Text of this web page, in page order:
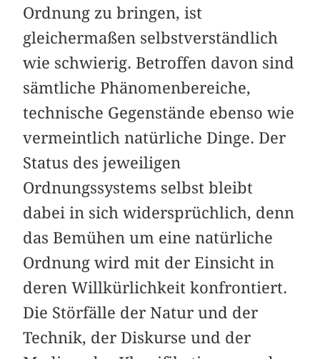
Ordnung zu bringen, ist
gleichermaßen selbstverständlich
wie schwierig. Betroffen davon sind
sämtliche Phänomenbereiche,
technische Gegenstände ebenso wie
vermeintlich natürliche Dinge. Der
Status des jeweiligen
Ordnungssystems selbst bleibt
dabei in sich widersprüchlich, denn
das Bemühen um eine natürliche
Ordnung wird mit der Einsicht in
deren Willkürlichkeit konfrontiert.
Die Störfälle der Natur und der
Technik, der Diskurse und der